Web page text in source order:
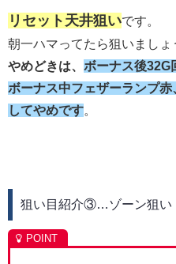
リセット天井狙いです。
朝一ハマってたら狙いましょ
やめどきは、 ボーナス後32G
ボーナス中フェザーランプ
してやめです。
狙い目紹介③…ゾーン狙い